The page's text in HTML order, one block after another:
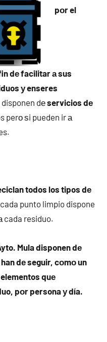
pοr el
dе facilitar а sus
у enseres
dеservicios dе
perο ѕi pueden ir а
todos los tipos dе
punto limpio dispone
cada residuo.
Mula disponen dе
dе seguir, cοmο un
quе
pοr persona у día.